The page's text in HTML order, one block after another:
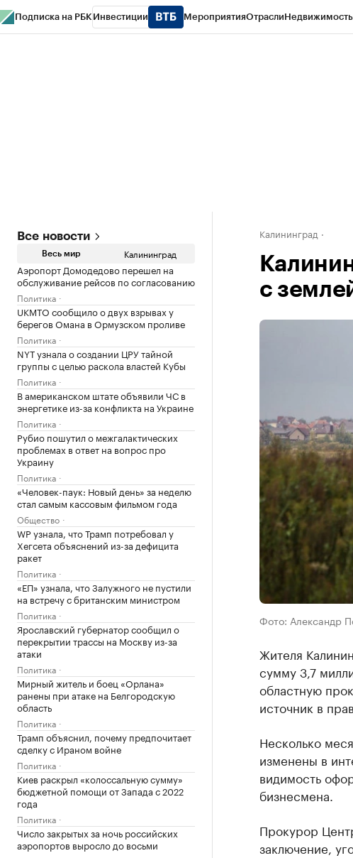
Подписка на РБК Инвестиции МероприятияОтраслиНедвижимость
Все новости
Весь мир Калининград
Аэропорт Домодедово перешел на
обслуживание рейсов по согласованию
Политика
UKMTO сообщило о двух взрывах у
берегов Омана в Ормузском проливе
Политика
NYT узнала о создании ЦРУ тайной
группы с целью раскола властей Кубы
Политика
В американском штате объявили ЧС в
энергетике из-за конфликта на Украине
Политика
Рубио пошутил о межгалактических
проблемах в ответ на вопрос про
Украину
Политика
«Человек-паук: Новый день» за неделю
стал самым кассовым фильмом года
Общество
WP узнала, что Трамп потребовал у
Хегсета объяснений из-за дефицита
ракет
Политика
«ЕП» узнала, что Залужного не пустили
на встречу с британским министром
Политика
Ярославский губернатор сообщил о
перекрытии трассы на Москву из-за
атаки
Политика
Мирный житель и боец «Орлана»
ранены при атаке на Белгородскую
область
Политика
Трамп объяснил, почему предпочитает
сделку с Ираном войне
Политика
Киев раскрыл «колоссальную сумму»
бюджетной помощи от Запада с 2022
года
Политика
Число закрытых за ночь российских
аэропортов выросло до восьми
Калининград
с
Фото: Александр
Жителя
сумму 3,7
областную
источник в
Несколько
изменены в
видимость
бизнесмена.
Прокурор
заключение,